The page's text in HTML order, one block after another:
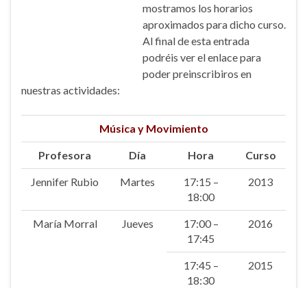
mostramos los horarios
aproximados para dicho curso.
Al final de esta entrada
podréis ver el enlace para
poder preinscribiros en
nuestras actividades:
Música y Movimiento
Profesora Día Hora Curso
Jennifer Rubio Martes
17:15 –
18:00
2013
María Morral Jueves
17:00 –
17:45
2016
17:45 –
18:30
2015